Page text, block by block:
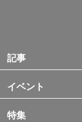
記事
イベント
特集